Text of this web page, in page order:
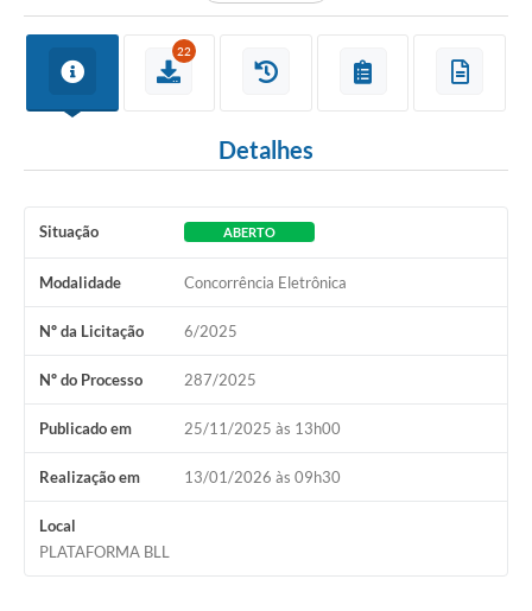
22
Detalhes
Situação ABERTO
Modalidade Concorrência Eletrônica
Nº da Licitação 6/2025
Nº do Processo 287/2025
Publicado em 25/11/2025 às 13h00
Realização em 13/01/2026 às 09h30
Local
PLATAFORMA BLL